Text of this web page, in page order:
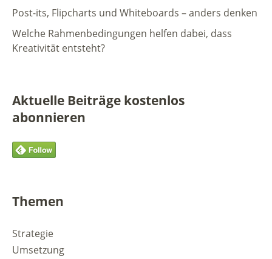
Post-its, Flipcharts und Whiteboards – anders denken
Welche Rahmenbedingungen helfen dabei, dass
Kreativität entsteht?
Aktuelle Beiträge kostenlos
abonnieren
Themen
Strategie
Umsetzung